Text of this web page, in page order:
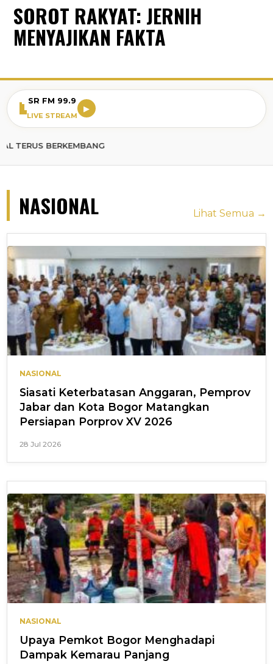
SOROT RAKYAT: JERNIH
MENYAJIKAN FAKTA
SR FM 99.9
LIVE STREAM
▶
NASIONAL Lihat Semua →
NASIONAL
Siasati Keterbatasan Anggaran, Pemprov
Jabar dan Kota Bogor Matangkan
Persiapan Porprov XV 2026
28 Jul 2026
NASIONAL
Upaya Pemkot Bogor Menghadapi
Dampak Kemarau Panjang